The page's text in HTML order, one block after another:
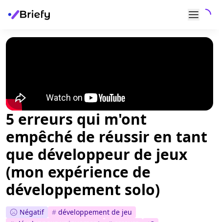
5 erreurs qui m'ont
empêché de réussir en tant
que développeur de jeux
(mon expérience de
développement solo)
Négatif # développement de jeu